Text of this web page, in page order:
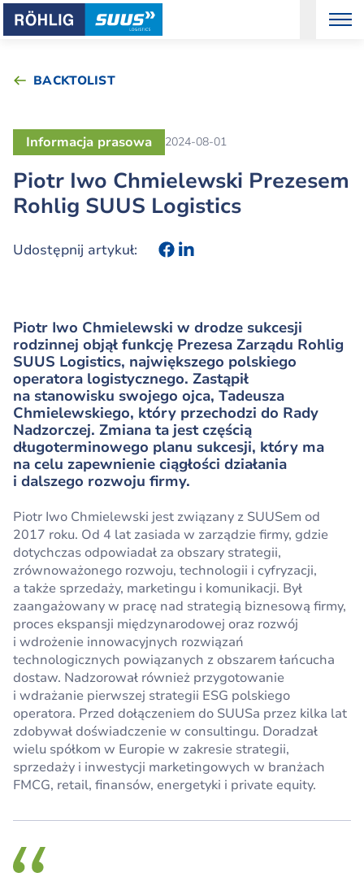
BACKTOLIST
Piotr Iwo Chmielewski Prezesem
Rohlig SUUS Logistics
Informacja prasowa 2024-08-01
Udostępnij artykuł:
Piotr Iwo Chmielewski w drodze sukcesji
rodzinnej objął funkcję Prezesa Zarządu Rohlig
SUUS Logistics, największego polskiego
operatora logistycznego. Zastąpił
na stanowisku swojego ojca, Tadeusza
Chmielewskiego, który przechodzi do Rady
Nadzorczej. Zmiana ta jest częścią
długoterminowego planu sukcesji, który ma
na celu zapewnienie ciągłości działania
i dalszego rozwoju firmy.
Piotr Iwo Chmielewski jest związany z SUUSem od
2017 roku. Od 4 lat zasiada w zarządzie firmy, gdzie
dotychczas odpowiadał za obszary strategii,
zrównoważonego rozwoju, technologii i cyfryzacji,
a także sprzedaży, marketingu i komunikacji. Był
zaangażowany w pracę nad strategią biznesową firmy,
proces ekspansji międzynarodowej oraz rozwój
i wdrożenie innowacyjnych rozwiązań
technologicznych powiązanych z obszarem łańcucha
dostaw. Nadzorował również przygotowanie
i wdrażanie pierwszej strategii ESG polskiego
operatora. Przed dołączeniem do SUUSa przez kilka lat
zdobywał doświadczenie w consultingu. Doradzał
wielu spółkom w Europie w zakresie strategii,
sprzedaży i inwestycji marketingowych w branżach
FMCG, retail, finansów, energetyki i private equity.